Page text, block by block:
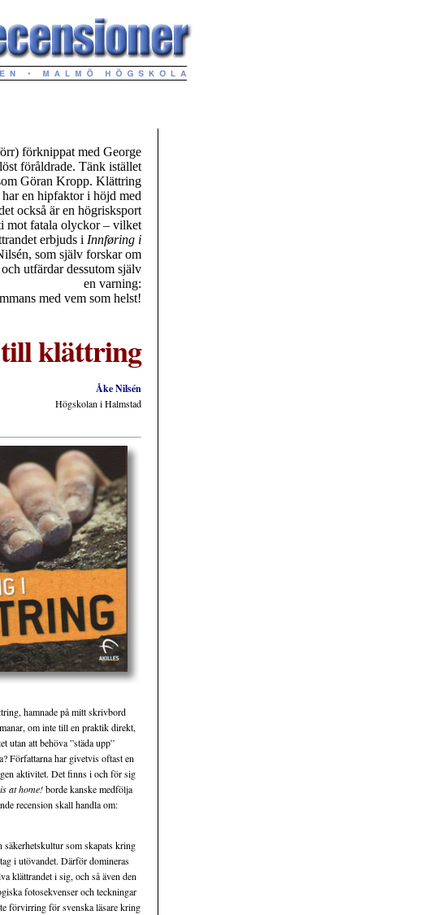
förknippat med George
föråldrade. Tänk istället
Göran Kropp. Klättring
en hipfaktor i höjd med
också är en högrisksport
mot fatala olyckor – vilket
erbjuds i Innføring i
som själv forskar om
utfärdar dessutom själv
en varning:
med vem som helst!
klättring
Åke Nilsén
Högskolan i Halmstad
hamnade på mitt skrivbord
om inte till en praktik direkt,
utan att behöva ”städa upp”
Författarna har givetvis oftast en
aktivitet. Det finns i och för sig
at home!borde kanske medfölja
recension skall handla om:
som skapats kring
i utövandet. Därför domineras
klättrandet i sig, och så även den
fotosekvenser och teckningar
förvirring för svenska läsare kring